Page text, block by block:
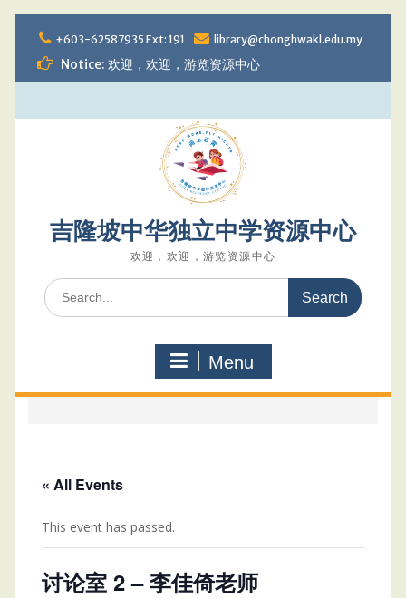
to
content
+603-62587935 Ext: 191 library@chonghwakl.edu.my
Notice: 欢迎，欢迎，游览资源中心
吉隆坡中华独立中学资源中心
欢迎，欢迎，游览资源中心
Search
for:
Menu
« All Events
This event has passed.
讨论室 2 – 李佳倚老师